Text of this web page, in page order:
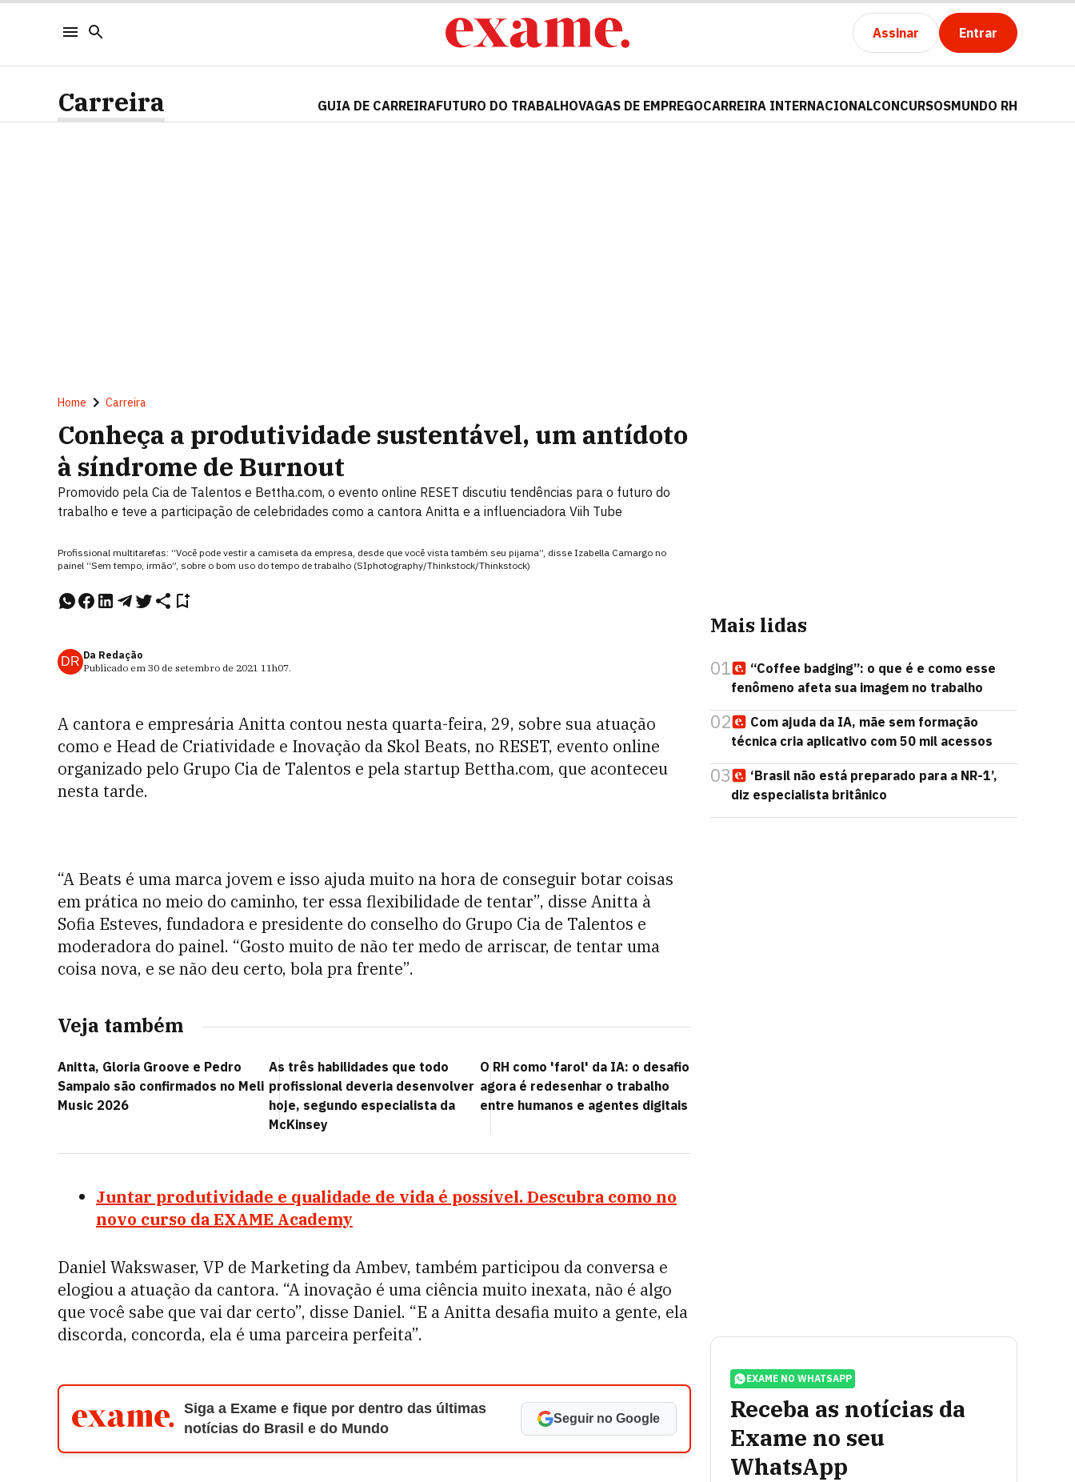
Assinar Entrar
Carreira GUIA DE CARREIRAFUTURO DO TRABALHOVAGAS DE EMPREGOCARREIRA INTERNACIONALCONCURSOSMUNDO RH
Home Carreira
Conheça a produtividade sustentável, um antídoto
à síndrome de Burnout
Promovido pela Cia de Talentos e Bettha.com, o evento online RESET discutiu tendências para o futuro do
trabalho e teve a participação de celebridades como a cantora Anitta e a influenciadora Viih Tube
Profissional multitarefas: “Você pode vestir a camiseta da empresa, desde que você vista também seu pijama”, disse Izabella Camargo no
painel “Sem tempo, irmão”, sobre o bom uso do tempo de trabalho (SIphotography/Thinkstock/Thinkstock)
DR Da Redação
Publicado em 30 de setembro de 2021 11h07.
A cantora e empresária Anitta contou nesta quarta-feira, 29, sobre sua atuação
como e Head de Criatividade e Inovação da Skol Beats, no RESET, evento online
organizado pelo Grupo Cia de Talentos e pela startup Bettha.com, que aconteceu
nesta tarde.
“A Beats é uma marca jovem e isso ajuda muito na hora de conseguir botar coisas
em prática no meio do caminho, ter essa flexibilidade de tentar”, disse Anitta à
Sofia Esteves, fundadora e presidente do conselho do Grupo Cia de Talentos e
moderadora do painel. “Gosto muito de não ter medo de arriscar, de tentar uma
coisa nova, e se não deu certo, bola pra frente”.
Veja também
Anitta, Gloria Groove e Pedro
Sampaio são confirmados no Meli
Music 2026
As três habilidades que todo
profissional deveria desenvolver
hoje, segundo especialista da
McKinsey
O RH como 'farol' da IA: o desafio
agora é redesenhar o trabalho
entre humanos e agentes digitais
Juntar produtividade e qualidade de vida é possível. Descubra como no
novo curso da EXAME Academy
Daniel Wakswaser, VP de Marketing da Ambev, também participou da conversa e
elogiou a atuação da cantora. “A inovação é uma ciência muito inexata, não é algo
que você sabe que vai dar certo”, disse Daniel. “E a Anitta desafia muito a gente, ela
discorda, concorda, ela é uma parceira perfeita”.
Siga a Exame e fique por dentro das últimas
notícias do Brasil e do Mundo
Seguir no Google
Mais lidas
01
“Coffee badging”: o que é e como esse
fenômeno afeta sua imagem no trabalho
02
Com ajuda da IA, mãe sem formação
técnica cria aplicativo com 50 mil acessos
03
‘Brasil não está preparado para a NR-1’,
diz especialista britânico
EXAME NO WHATSAPP
Receba as notícias da
Exame no seu
WhatsApp